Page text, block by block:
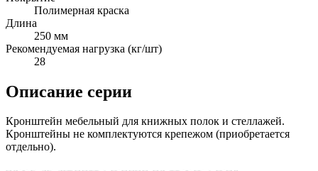
Полимерная краска
Длина
250 мм
Рекомендуемая нагрузка (кг/шт)
28
Описание серии
Кронштейн мебельный для книжных полок и стеллажей.
Кронштейны не комплектуются крепежом (приобретается
отдельно).